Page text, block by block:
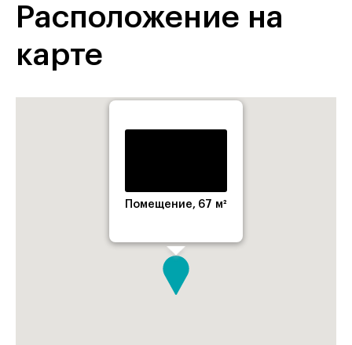
Расположение на
карте
Помещение, 67 м²